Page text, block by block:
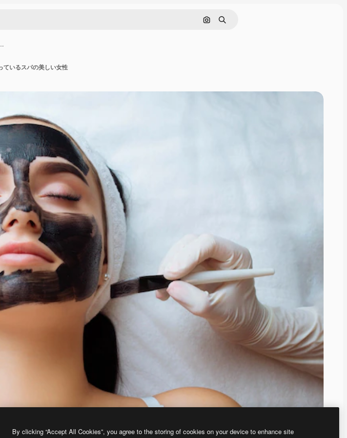
画像で検索
検索
ているスパの美しい女性
By clicking “Accept All Cookies”, you agree to the storing of cookies on your device to enhance site